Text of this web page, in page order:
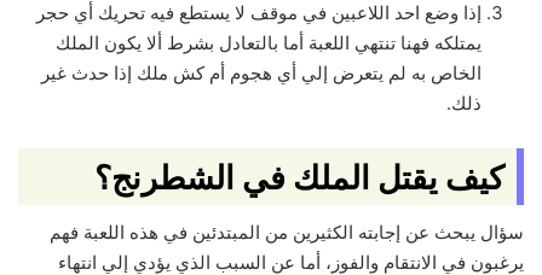
إذا وضع احد اللاعبين في موقف لا يستطع فيه تحريك أي حجر
يمتلكه فهنا تنتهي اللعبة أما بالتعادل بشرط ألا يكون الملك
الخاص به لم يتعرض إلي أي هجوم أم كش ملك إذا حدث غير
ذلك.
كيف يقتل الملك في الشطرنج؟
سؤال يبحث عن إجابته الكثيرين من المبتدئين في هذه اللعبة فهم
يرغبون في الانتقام والفوز، أما عن السبب الذي يؤدي إلي انتهاء